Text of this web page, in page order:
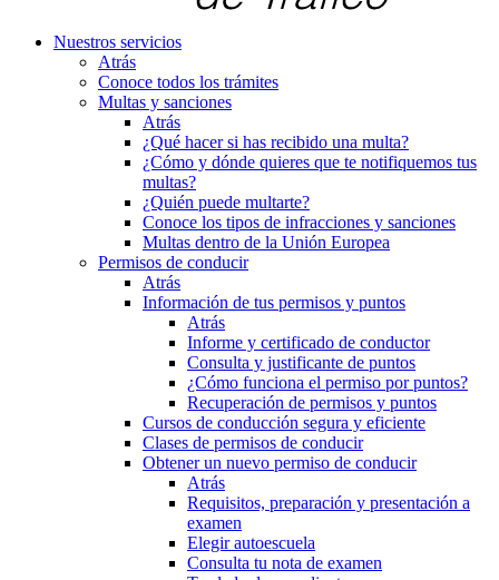
Nuestros servicios
Atrás
Conoce todos los trámites
Multas y sanciones
Atrás
¿Qué hacer si has recibido una multa?
¿Cómo y dónde quieres que te notifiquemos tus
multas?
¿Quién puede multarte?
Conoce los tipos de infracciones y sanciones
Multas dentro de la Unión Europea
Permisos de conducir
Atrás
Información de tus permisos y puntos
Atrás
Informe y certificado de conductor
Consulta y justificante de puntos
¿Cómo funciona el permiso por puntos?
Recuperación de permisos y puntos
Cursos de conducción segura y eficiente
Clases de permisos de conducir
Obtener un nuevo permiso de conducir
Atrás
Requisitos, preparación y presentación a
examen
Elegir autoescuela
Consulta tu nota de examen